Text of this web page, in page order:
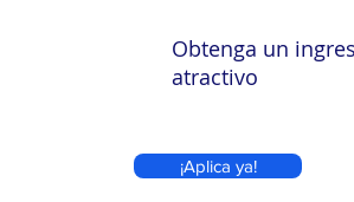
Obtenga un
atractivo
¡Aplica ya!